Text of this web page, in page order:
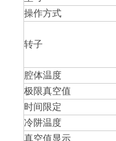
操作方式
转子
腔体温度
极限真空值
时间限定
冷阱温度
真空值显示